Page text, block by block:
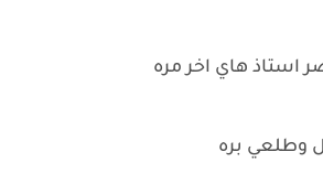
استاذ هاي اخر مره
وطلعي بره